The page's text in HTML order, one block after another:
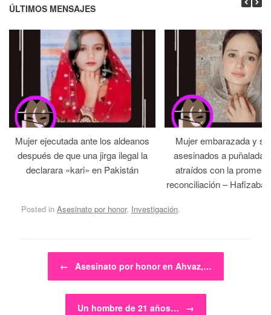
ÚLTIMOS MENSAJES
Mujer ejecutada ante los aldeanos
después de que una jirga ilegal la
declarara «kari» en Pakistán
Mujer embarazada y
asesinados a
atraídos con la
reconciliación –
Posted in Asesinato por honor, Investigación.
Post navigation
← Asesinato por honor en Ahvaz,…
Un hombre de 21 años… →